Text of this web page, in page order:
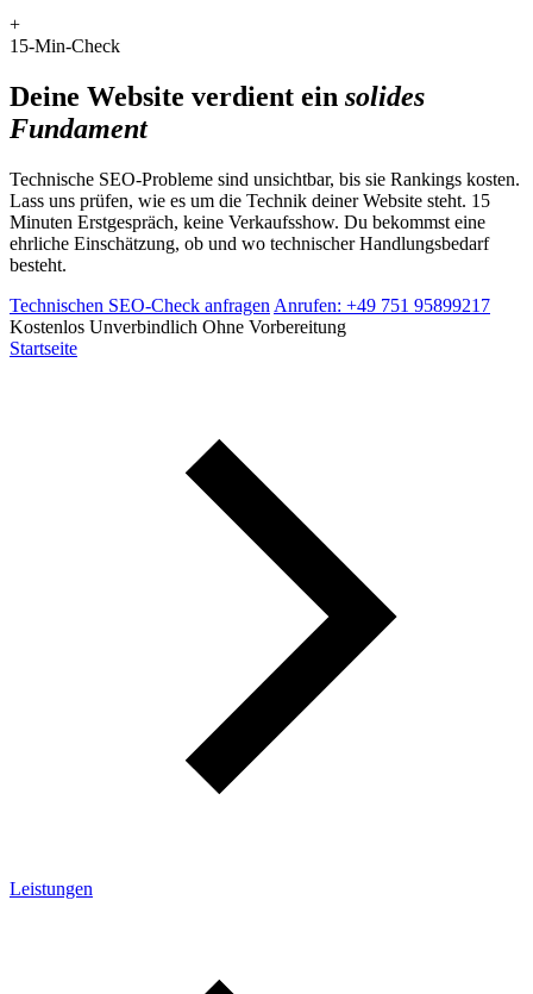
+
15-Min-Check
Deine Website verdient ein solides
Fundament
Technische SEO-Probleme sind unsichtbar, bis sie Rankings kosten.
Lass uns prüfen, wie es um die Technik deiner Website steht. 15
Minuten Erstgespräch, keine Verkaufsshow. Du bekommst eine
ehrliche Einschätzung, ob und wo technischer Handlungsbedarf
besteht.
Technischen SEO-Check anfragen Anrufen: +49 751 95899217
Kostenlos Unverbindlich Ohne Vorbereitung
Startseite
Leistungen